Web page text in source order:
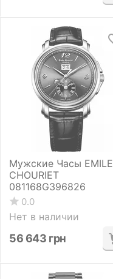
Мужские Часы EMILE
CHOURIET
081168G396826
0.0
Нет в наличии
56 643 грн